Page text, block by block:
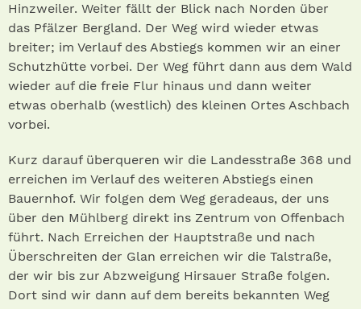
Hinzweiler. Weiter fällt der Blick nach Norden über
das Pfälzer Bergland. Der Weg wird wieder etwas
breiter; im Verlauf des Abstiegs kommen wir an einer
Schutzhütte vorbei. Der Weg führt dann aus dem Wald
wieder auf die freie Flur hinaus und dann weiter
etwas oberhalb (westlich) des kleinen Ortes Aschbach
vorbei.
Kurz darauf überqueren wir die Landesstraße 368 und
erreichen im Verlauf des weiteren Abstiegs einen
Bauernhof. Wir folgen dem Weg geradeaus, der uns
über den Mühlberg direkt ins Zentrum von Offenbach
führt. Nach Erreichen der Hauptstraße und nach
Überschreiten der Glan erreichen wir die Talstraße,
der wir bis zur Abzweigung Hirsauer Straße folgen.
Dort sind wir dann auf dem bereits bekannten Weg